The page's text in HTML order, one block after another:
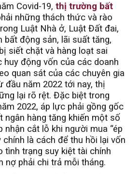
Covid-19, thị trường bất
những thách thức và rào
Luật Nhà ở, Luật Đất đai,
bất động sản, lãi suất tăng,
siết chặt và hàng loạt sai
huy động vốn của các doanh
quan sát của các chuyên gia
đầu năm 2022 tới nay, thị
lại rõ rệt. Đặc biệt trong
2022, áp lực phải gồng gốc
ngân hàng tăng khiến một số
nhận cắt lỗ khi người mua “ép
chính là cách để thu hồi lại vốn
tình trạng suy kiệt tài chính
nợ phải chi trả mỗi tháng.